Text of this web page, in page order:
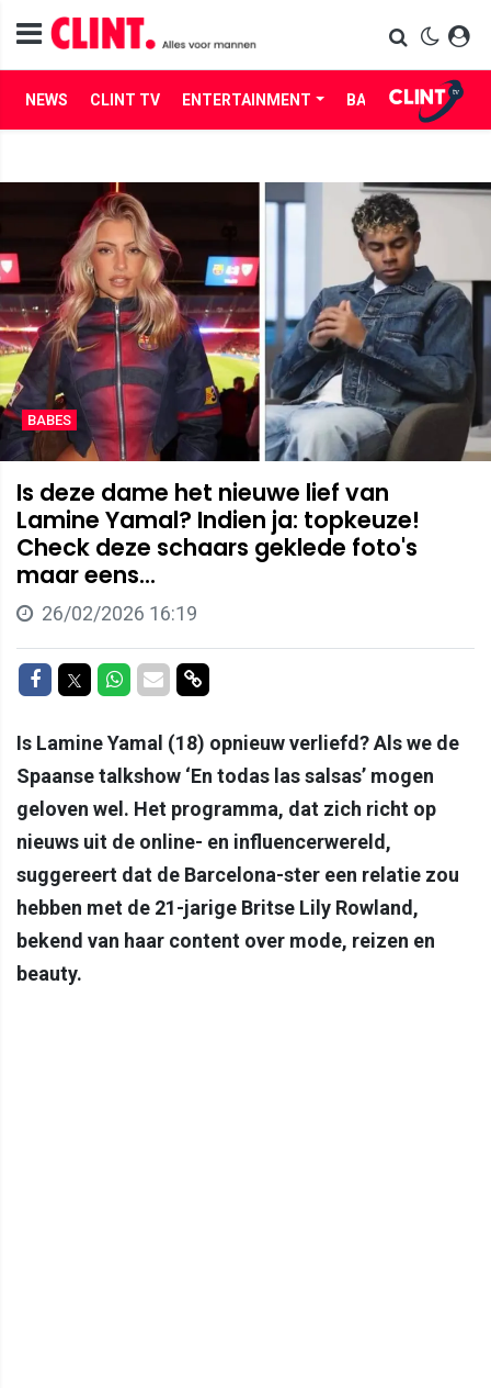
NEWS CLINT TV ENTERTAINMENT BABES LIFE
BABES
Is deze dame het nieuwe lief van
Lamine Yamal? Indien ja: topkeuze!
Check deze schaars geklede foto's
maar eens...
26/02/2026 16:19
Delen op Facebook
Delen op Twitter
Delen op Whatsapp
Delen via Mail
Delen via link
Is Lamine Yamal (18) opnieuw verliefd? Als we de
Spaanse talkshow ‘En todas las salsas’ mogen
geloven wel. Het programma, dat zich richt op
nieuws uit de online- en influencerwereld,
suggereert dat de Barcelona-ster een relatie zou
hebben met de 21-jarige Britse Lily Rowland,
bekend van haar content over mode, reizen en
beauty.